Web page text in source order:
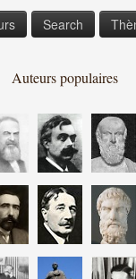
Search
Auteurs populaires